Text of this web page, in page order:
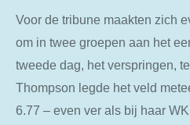
Voor de tribune maakten zich
om in twee groepen aan het
tweede dag, het verspringen,
Thompson legde het veld
6.77 – even ver als bij haar